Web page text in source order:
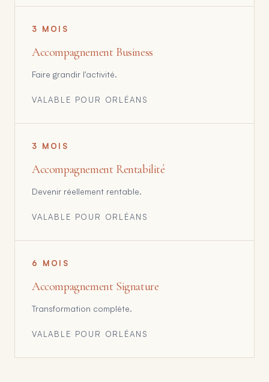
3 MOIS
Accompagnement Business
Faire grandir l'activité.
VALABLE POUR ORLÉANS
3 MOIS
Accompagnement Rentabilité
Devenir réellement rentable.
VALABLE POUR ORLÉANS
6 MOIS
Accompagnement Signature
Transformation complète.
VALABLE POUR ORLÉANS